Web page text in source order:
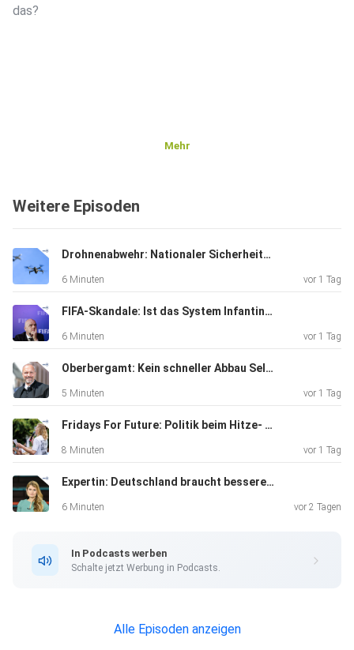
das?
Mehr
Weitere Episoden
Drohnenabwehr: Nationaler Sicherheitsrat hat getagt
6 Minuten vor 1 Tag
FIFA-Skandale: Ist das System Infantino am Ende?
6 Minuten vor 1 Tag
Oberbergamt: Kein schneller Abbau Seltener Erden in Delitzsch
5 Minuten vor 1 Tag
Fridays For Future: Politik beim Hitze- und Klimaschutz abwesend
8 Minuten vor 1 Tag
Expertin: Deutschland braucht bessere Drohnenabwehr
6 Minuten vor 2 Tagen
In Podcasts werben
Schalte jetzt Werbung in Podcasts.
Alle Episoden anzeigen